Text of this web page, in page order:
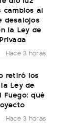
cambios al
desalojos
la Ley de
Hace 3 horas
retiró los
Ley de
Fuego: qué
Hace 3 horas